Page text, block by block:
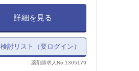
詳細を見る
検討リスト（要ログイン）
薬剤師求人No.1305179